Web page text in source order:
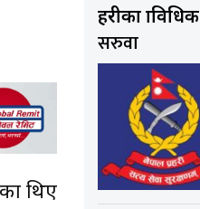
थिए
प्रहरीका प्राविधिक
सरुवा